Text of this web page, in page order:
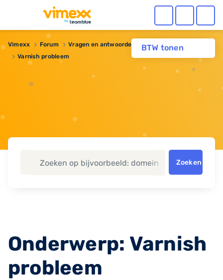
BTW tonen
Vimexx Forum Vragen en antwoorden
Webhosting
Varnish probleem
Zoeken
Onderwerp: Varnish
probleem